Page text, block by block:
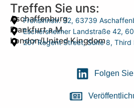
Treffen Sie uns:
Aschaffenburg
Frohsinnstr. 32, 63739
Frankfurt a.M.
Eschersheimer Landstraße 42,
London/United Kingdom
207 Regent Street, Suite 8, Third
Folgen